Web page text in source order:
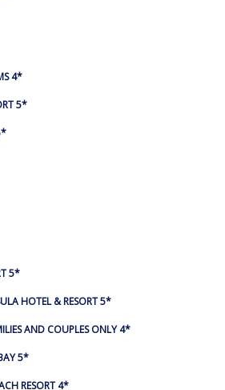
4*
5*
5*
HOTEL & RESORT 5*
AND COUPLES ONLY 4*
5*
RESORT 4*